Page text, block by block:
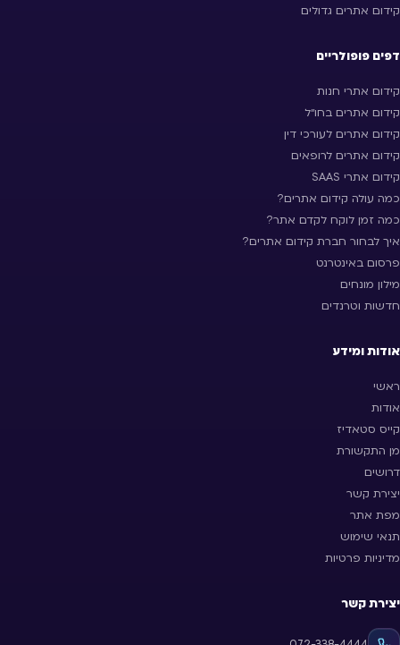
קידום אתרים גדולים
דפים פופולריים
קידום אתרי חנות
קידום אתרים בחו״ל
קידום אתרים לעורכי דין
קידום אתרים לרופאים
קידום אתרי SAAS
כמה עולה קידום אתרים?
כמה זמן לוקח לקדם אתר?
איך לבחור חברת קידום אתרים?
פרסום באינטרנט
מילון מונחים
חדשות וטרנדים
אודות ומידע
ראשי
אודות
קייס סטאדיז
מן התקשורת
דרושים
יצירת קשר
מפת אתר
תנאי שימוש
מדיניות פרטיות
יצירת קשר